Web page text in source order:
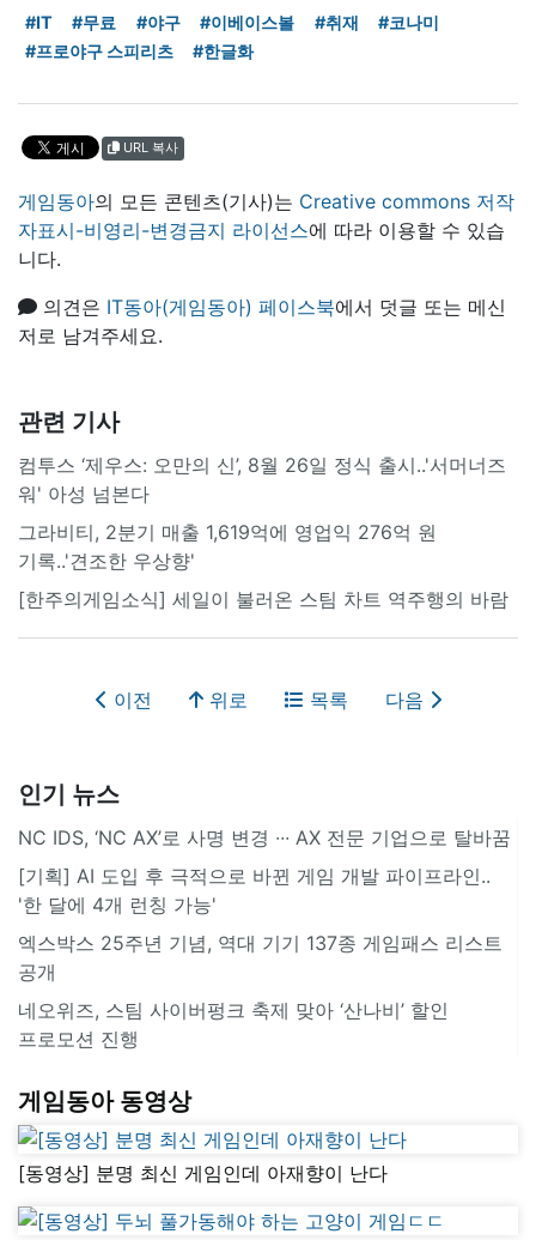
#IT #무료 #야구 #이베이스볼 #취재
#코나미
#프로야구 스피리츠
#한글화
URL 복사
게임동아의 모든 콘텐츠(기사)는 Creative commons 저작
자표시-비영리-변경금지 라이선스에 따라 이용할 수 있습
니다.
의견은 IT동아(게임동아) 페이스북에서 덧글 또는 메신
저로 남겨주세요.
관련 기사
컴투스 ‘제우스: 오만의 신’, 8월 26일 정식 출시..'서머너즈
워' 아성 넘본다
그라비티, 2분기 매출 1,619억에 영업익 276억 원
기록..'견조한 우상향'
[한주의게임소식] 세일이 불러온 스팀 차트 역주행의 바람
이전 위로 목록 다음
인기 뉴스
NC IDS, ‘NC AX’로 사명 변경 ∙∙∙ AX 전문 기업으로 탈바꿈
[기획] AI 도입 후 극적으로 바뀐 게임 개발 파이프라인..
'한 달에 4개 런칭 가능'
엑스박스 25주년 기념, 역대 기기 137종 게임패스 리스트
공개
네오위즈, 스팀 사이버펑크 축제 맞아 ‘산나비’ 할인
프로모션 진행
게임동아 동영상
[동영상] 분명 최신 게임인데 아재향이 난다